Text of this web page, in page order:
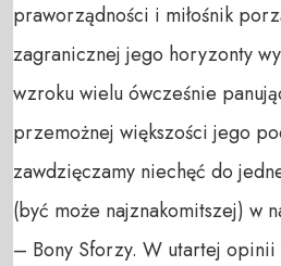
praworządności i miłośnik
zagranicznej jego horyzonty
wzroku wielu ówcześnie
przemożnej większości jego
zawdzięczamy niechęć do
(być może najznakomitszej) w
– Bony Sforzy. W utartej